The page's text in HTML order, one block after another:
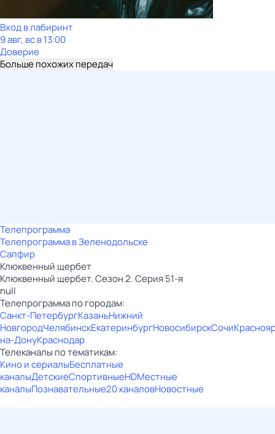
Вход в лабиринт
9 авг, вс в 13:00
Доверие
Больше похожих передач
Телепрограмма
Телепрограмма в Зеленодольске
Сапфир
Клюквенный щербет
Клюквенный щербет. Сезон 2. Серия 51-я
null
Телепрограмма по городам:
Санкт-ПетербургКазаньНижний
НовгородЧелябинскЕкатеринбургНовосибирскСочи
на-ДонуКраснодар
Телеканалы по тематикам:
Кино и сериалыБесплатные
каналыДетскиеСпортивныеHDМестные
каналыПознавательные20 каналовНовостные